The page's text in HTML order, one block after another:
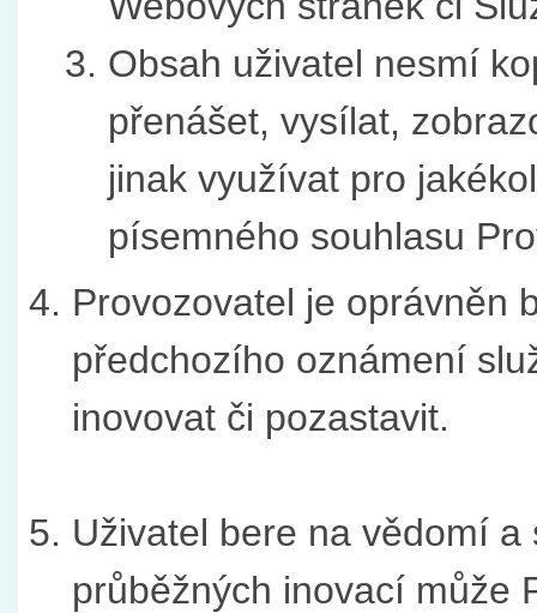
Obsah uživatel nesmí
přenášet, vysílat,
jinak využívat pro
písemného souhlasu
Provozovatel je oprávněn
předchozího oznámení
inovovat či pozastavit.
Uživatel bere na vědomí
průběžných inovací může